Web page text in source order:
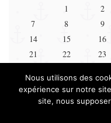
1 2
7
8 9
14
15 16
21
22 23
Nous utilisons des
expérience sur notre
site, nous